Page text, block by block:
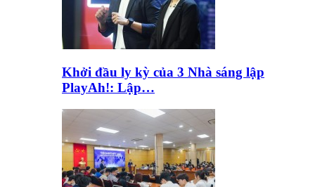
Khởi đầu ly kỳ của 3 Nhà sáng lập
PlayAh!: Lập…